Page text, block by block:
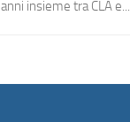
insieme tra CLA e...